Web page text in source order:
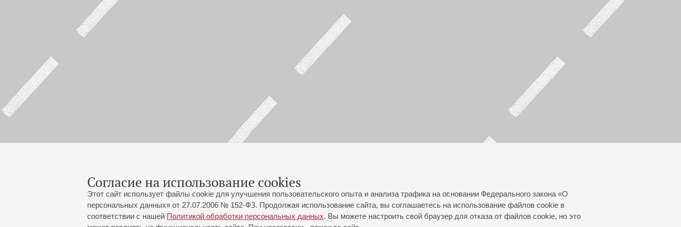
Согласие на использование cookies
Этот сайт использует файлы cookie для улучшения пользовательского опыта и анализа трафика на основании Федерального закона «О
персональных данных» от 27.07.2006 № 152-ФЗ. Продолжая использование сайта, вы соглашаетесь на использование файлов cookie в
соответствии с нашей Политикой обработки персональных данных. Вы можете настроить свой браузер для отказа от файлов cookie, но это